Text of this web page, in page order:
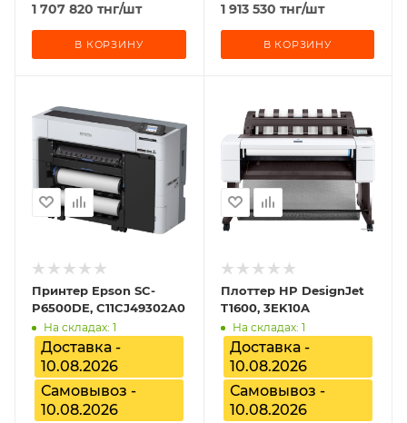
1 707 820 тнг/шт
В КОРЗИНУ
1 913 530 тнг/шт
В КОРЗИНУ
Принтер Epson SC-
P6500DE, C11CJ49302A0
На складах: 1
Доставка -
10.08.2026
Самовывоз -
10.08.2026
Плоттер HP DesignJet
T1600, 3EK10A
На складах: 1
Доставка -
10.08.2026
Самовывоз -
10.08.2026